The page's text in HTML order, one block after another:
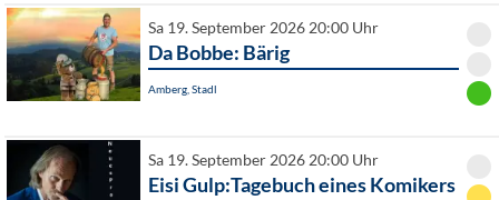
Sa 19. September 2026 20:00 Uhr
Da Bobbe: Bärig
Amberg, Stadl
Sa 19. September 2026 20:00 Uhr
Eisi Gulp:Tagebuch eines Komikers